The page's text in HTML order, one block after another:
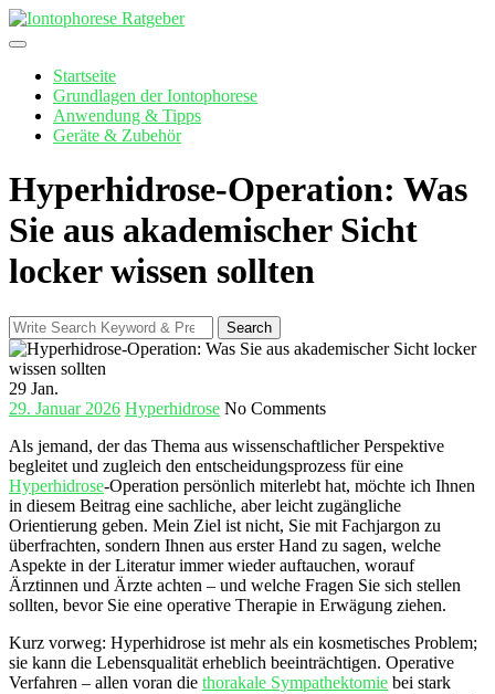
Skip
to
Startseite
Grundlagen der Iontophorese
Anwendung & Tipps
Geräte & Zubehör
Hyperhidrose-Operation: Was
Sie aus akademischer Sicht
locker wissen sollten
Search
for:
Search
29 Jan.
29. Januar 2026 Hyperhidrose No Comments
Als jemand, der das Thema aus wissenschaftlicher Perspektive
begleitet und zugleich den entscheidungsprozess für eine
Hyperhidrose-Operation persönlich miterlebt​ hat, möchte ich⁣ Ihnen
⁢in diesem Beitrag eine sachliche, aber leicht‍ zugängliche
Orientierung geben. Mein Ziel ist ‍nicht, Sie mit Fachjargon zu
überfrachten, sondern Ihnen aus erster Hand zu sagen, welche
Aspekte ⁢in der Literatur immer wieder auftauchen, worauf
Ärztinnen‍ und Ärzte achten – und welche ​Fragen Sie sich stellen
sollten,‌ bevor Sie eine operative Therapie in Erwägung ziehen.
Kurz vorweg: Hyperhidrose ist mehr als ein kosmetisches Problem;
sie kann die Lebensqualität erheblich beeinträchtigen. Operative
Verfahren – allen voran die thorakale Sympathektomie bei stark